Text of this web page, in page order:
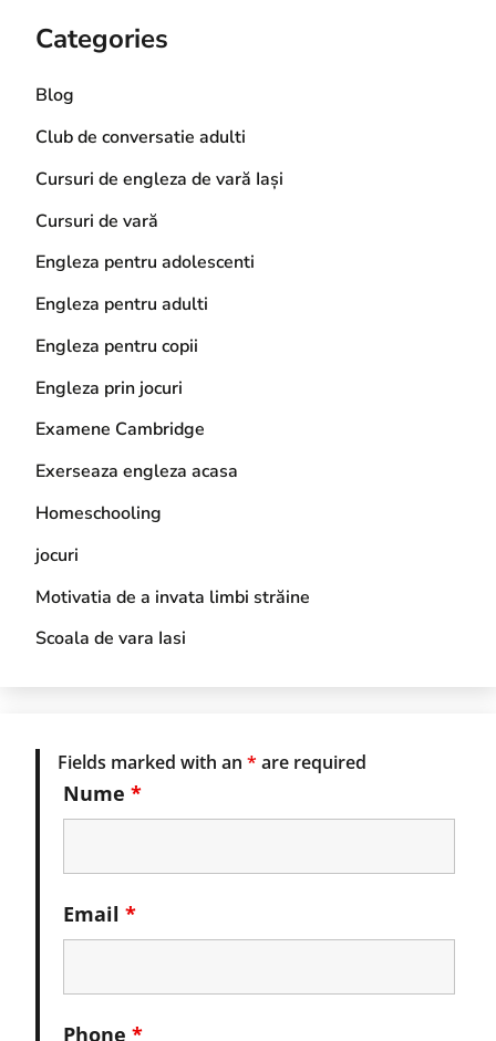
Categories
Blog
Club de conversatie adulti
Cursuri de engleza de vară Iași
Cursuri de vară
Engleza pentru adolescenti
Engleza pentru adulti
Engleza pentru copii
Engleza prin jocuri
Examene Cambridge
Exerseaza engleza acasa
Homeschooling
jocuri
Motivatia de a invata limbi străine
Scoala de vara Iasi
Fields marked with an * are required
Nume *
Email *
Phone *